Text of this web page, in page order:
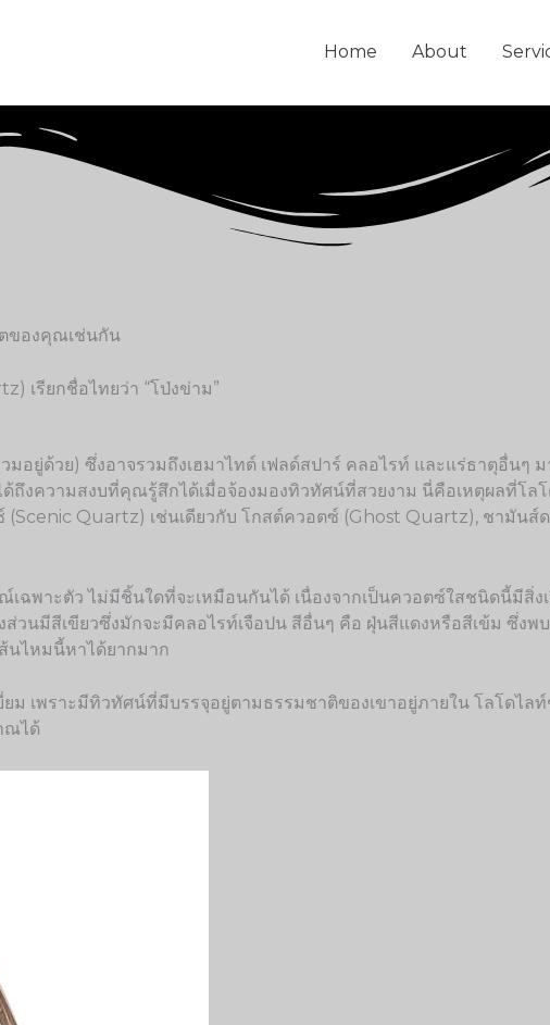
Home About
ของคุณเช่นกัน
เรียกชื่อไทยว่า “โป่งข่าม”
ยู่ด้วย) ซึ่งอาจรวมถึงเฮมาไทต์ เฟลด์สปาร์ คลอไรท์ และแร่ธาตุอื่นๆ
ถึงความสงบที่คุณรู้สึกได้เมื่อจ้องมองทิวทัศน์ที่สวยงาม นี่คือเหตุผลที่โ
Quartz) เช่นเดียวกับ โกสต์ควอตซ์ (Ghost Quartz), ชามัน
พาะตัว ไม่มีชิ้นใดที่จะเหมือนกันได้ เนื่องจากเป็นควอตซ์ใสชนิดนี้มีสิ่ง
วนมีสีเขียวซึ่งมักจะมีคลอไรท์เจือปน สีอื่นๆ คือ ฝุ่นสีแดงหรือสีเข้ม ซึ่ง
นไหมนี้หาได้ยากมาก
ม เพราะมีทิวทัศน์ที่มีบรรจุอยู่ตามธรรมชาติของเขาอยู่ภายใน โลโดไ
ณได้